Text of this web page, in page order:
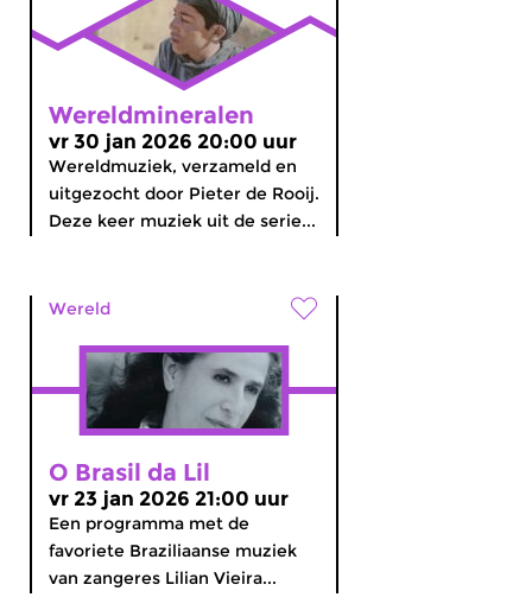
Wereldmineralen
vr 30 jan 2026 20:00 uur
Wereldmuziek, verzameld en
uitgezocht door Pieter de Rooij.
Deze keer muziek uit de serie...
Wereld
O Brasil da Lil
vr 23 jan 2026 21:00 uur
Een programma met de
favoriete Braziliaanse muziek
van zangeres Lilian Vieira...